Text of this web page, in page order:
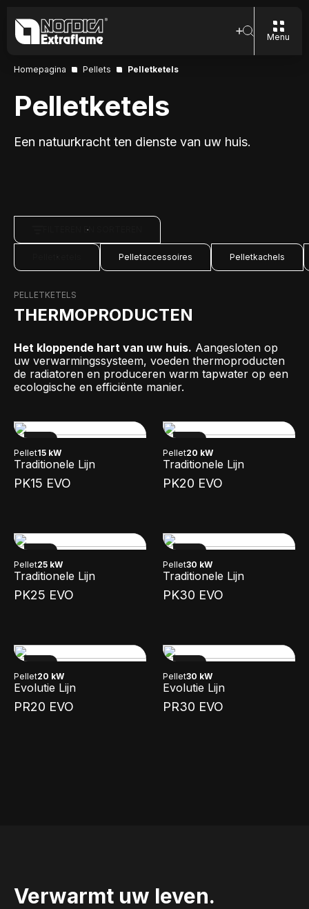
Menu
Homepagina Pellets Pelletketels
Pelletketels
Een natuurkracht ten dienste van uw huis.
FILTEREN EN SORTEREN
Pelletketels Pelletaccessoires Pelletkachels
PELLETKETELS
THERMOPRODUCTEN
Het kloppende hart van uw huis. Aangesloten op
uw verwarmingssysteem, voeden thermoproducten
de radiatoren en produceren warm tapwater op een
ecologische en efficiënte manier.
Pellet15 kW
Traditionele Lijn
PK15 EVO
Pellet20 kW
Traditionele Lijn
PK20 EVO
Pellet25 kW
Traditionele Lijn
PK25 EVO
Pellet30 kW
Traditionele Lijn
PK30 EVO
Pellet20 kW
Evolutie Lijn
PR20 EVO
Pellet30 kW
Evolutie Lijn
PR30 EVO
Verwarmt uw leven.